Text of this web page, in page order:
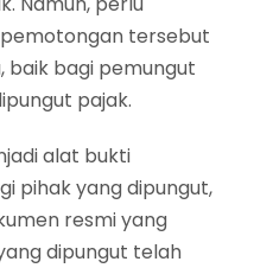
tersebut
baik bagi pemungut
pajak.
alat bukti
pihak yang dipungut,
resmi yang
dipungut telah